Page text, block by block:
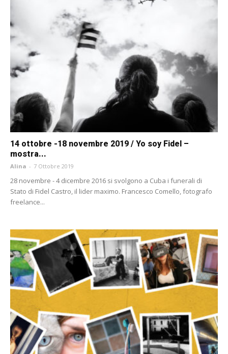
14 ottobre -18 novembre 2019 / Yo soy Fidel –
mostra...
Alina - 7 Ottobre 2019
28 novembre - 4 dicembre 2016 si svolgono a Cuba i funerali di
Stato di Fidel Castro, il lider maximo. Francesco Comello, fotografo
freelance...